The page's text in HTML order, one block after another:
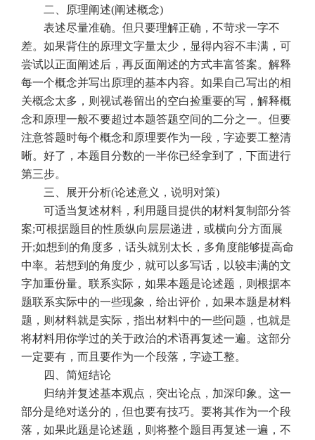
二、原理阐述(阐述概念)
表述尽量准确。但只要理解正确，不苛求一字不
差。如果背住的原理文字量太少，显得内容不丰满，可
尝试以正面阐述后，再反面阐述的方式丰富答案。解释
每一个概念并写出原理的基本内容。如果自己写出的相
关概念太多，则视试卷留出的空白捡重要的写，解释概
念和原理一般不要超过本题答题空间的二分之一。但要
注意答题时每个概念和原理要作为一段，字迹要工整清
晰。好了，本题目分数的一半你已经拿到了，下面进行
第三步。
三、展开分析(论述意义，说明对策)
可适当复述材料，利用题目提供的材料复制部分答
案;可根据题目的性质纵向层层递进，或横向分方面展
开;如想到的角度多，话头就别太长，多角度能够提高命
中率。若想到的角度少，就可以多写话，以较丰满的文
字加重份量。联系实际，如果本题是论述题，则根据本
题联系实际中的一些现象，给出评价，如果本题是材料
题，则材料就是实际，指出材料中的一些问题，也就是
将材料用你学过的关于政治的术语再复述一遍。这部分
一定要有，而且要作为一个段落，字迹工整。
四、简短结论
归纳并复述基本观点，突出论点，加深印象。这一
部分是绝对送分的，但也要有技巧。要将其作为一个段
落，如果此题是论述题，则将整个题目再复述一遍，不